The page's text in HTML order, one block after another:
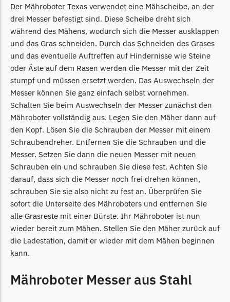
McCulloch
McCulloch Messer
Begrenzungsdraht
Medion
Medion Messer
Begrenzungsdraht
Mountfield
Mountfield Messer
Begrenzungsdraht
Mowox
Mowox Messer
Begrenzungsdraht
MTD
NAC
NAC Messer
Begrenzungsdraht
Der Mähroboter Texas verwendet eine Mähscheibe, an der
drei Messer befestigt sind. Diese Scheibe dreht sich
während des Mähens, wodurch sich die Messer ausklappen
und das Gras schneiden. Durch das Schneiden des Grases
und das eventuelle Auftreffen auf Hindernisse wie Steine
oder Äste auf dem Rasen werden die Messer mit der Zeit
stumpf und müssen ersetzt werden. Das Auswechseln der
Messer können Sie ganz einfach selbst vornehmen.
Schalten Sie beim Auswechseln der Messer zunächst den
Mähroboter vollständig aus. Legen Sie den Mäher dann auf
den Kopf. Lösen Sie die Schrauben der Messer mit einem
Schraubendreher. Entfernen Sie die Schrauben und die
Messer. Setzen Sie dann die neuen Messer mit neuen
Schrauben ein und schrauben Sie diese fest. Achten Sie
darauf, dass sich die Messer noch frei drehen können,
schrauben Sie sie also nicht zu fest an. Überprüfen Sie
sofort die Unterseite des Mähroboters und entfernen Sie
alle Grasreste mit einer Bürste. Ihr Mähroboter ist nun
wieder bereit zum Mähen. Stellen Sie den Mäher zurück auf
die Ladestation, damit er wieder mit dem Mähen beginnen
kann.
Mähroboter Messer aus Stahl